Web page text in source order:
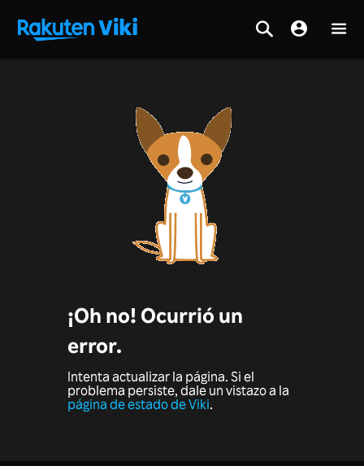
¡Oh no! Ocurrió un
error.
Intenta actualizar la página. Si el
problema persiste, dale un vistazo a la
página de estado de Viki.